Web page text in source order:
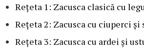
Rețeta 1: Zacusca clasică cu
Rețeta 2: Zacusca cu ciuperci și
Rețeta 3: Zacusca cu ardei și